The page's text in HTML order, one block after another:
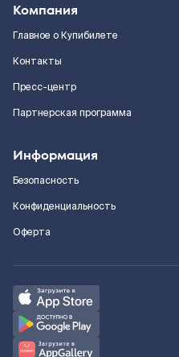
Компания
Главное о Купибилете
Контакты
Пресс-центр
Партнерская программа
Информация
Безопасность
Конфиденциальность
Оферта